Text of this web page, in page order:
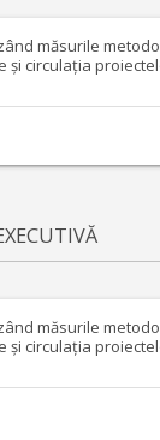
măsurile
și circulația
măsurile
și circulația